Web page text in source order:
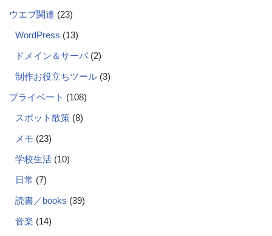
ウエブ関連 (23)
WordPress (13)
ドメイン＆サーバ(2)
制作お役立ちツール (3)
プライベート (108)
スポット散策 (8)
メモ (23)
学校生活 (10)
日常 (7)
読書／books (39)
音楽 (14)